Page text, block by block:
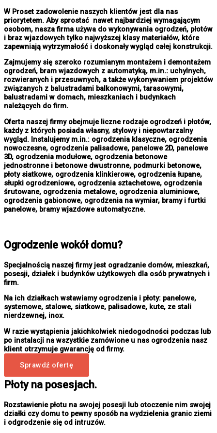
W Proset zadowolenie naszych klientów jest dla nas
priorytetem. Aby sprostać nawet najbardziej wymagającym
osobom, nasza firma używa do wykonywania ogrodzeń, płotów
i braz wjazdowych tylko najwyższej klasy materiałów, które
zapewniają wytrzymałość i doskonały wygląd całej konstrukcji.
Zajmujemy się szeroko rozumianym montażem i demontażem
ogrodzeń, bram wjazdowych z automatyką, m.in.: uchylnych,
rozwieranych i przesuwnych, a także wykonywaniem projektów
związanych z balustradami balkonowymi, tarasowymi,
balustradami w domach, mieszkaniach i budynkach
należących do firm.
Oferta naszej firmy obejmuje liczne rodzaje ogrodzeń i płotów,
każdy z których posiada własny, stylowy i niepowtarzalny
wygląd. Instalujemy m.in.: ogrodzenia klasyczne, ogrodzenia
nowoczesne, ogrodzenia palisadowe, panelowe 2D, panelowe
3D, ogrodzenia modułowe, ogrodzenia betonowe
jednostronne i betonowe dwustronne, podmurki betonowe,
płoty siatkowe, ogrodzenia klinkierowe, ogrodzenia łupane,
słupki ogrodzeniowe, ogrodzenia sztachetowe, ogrodzenia
śrutowane, ogrodzenia metalowe, ogrodzenia aluminiowe,
ogrodzenia gabionowe, ogrodzenia na wymiar, bramy i furtki
panelowe, bramy wjazdowe automatyczne.
Ogrodzenie wokół domu?
Specjalnością naszej firmy jest ogradzanie domów, mieszkań,
posesji, działek i budynków użytkowych dla osób prywatnych i
firm.
Na ich działkach wstawiamy ogrodzenia i płoty: panelowe,
systemowe, stalowe, siatkowe, palisadowe, kute, ze stali
nierdzewnej, inox.
W razie wystąpienia jakichkolwiek niedogodności podczas lub
po instalacji na wszystkie zamówione u nas ogrodzenia nasz
klient otrzymuje gwarancję od firmy.
Sprawdź ofertę
Płoty na posesjach.
Rozstawienie płotu na swojej posesji lub otoczenie nim swojej
działki czy domu to pewny sposób na wydzielenia granic ziemi
i odgrodzenie się od intruzów.